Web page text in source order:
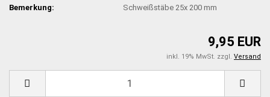
Bemerkung:
Schweißstäbe 25x 200 mm
9,95 EUR
inkl. 19% MwSt. zzgl. Versand